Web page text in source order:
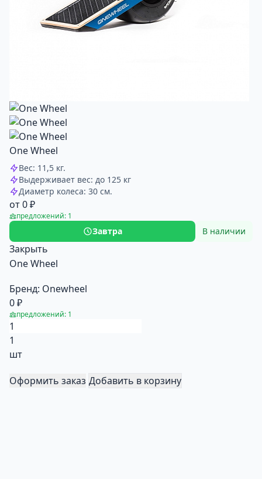
One Wheel
Вес: 11,5 кг.
Выдерживает вес: до 125 кг
Диаметр колеса: 30 см.
от 0 ₽
предложений: 1
Завтра В наличии
Закрыть
One Wheel
Бренд: Onewheel
0 ₽
предложений: 1
1
шт
Оформить заказ Добавить в корзину